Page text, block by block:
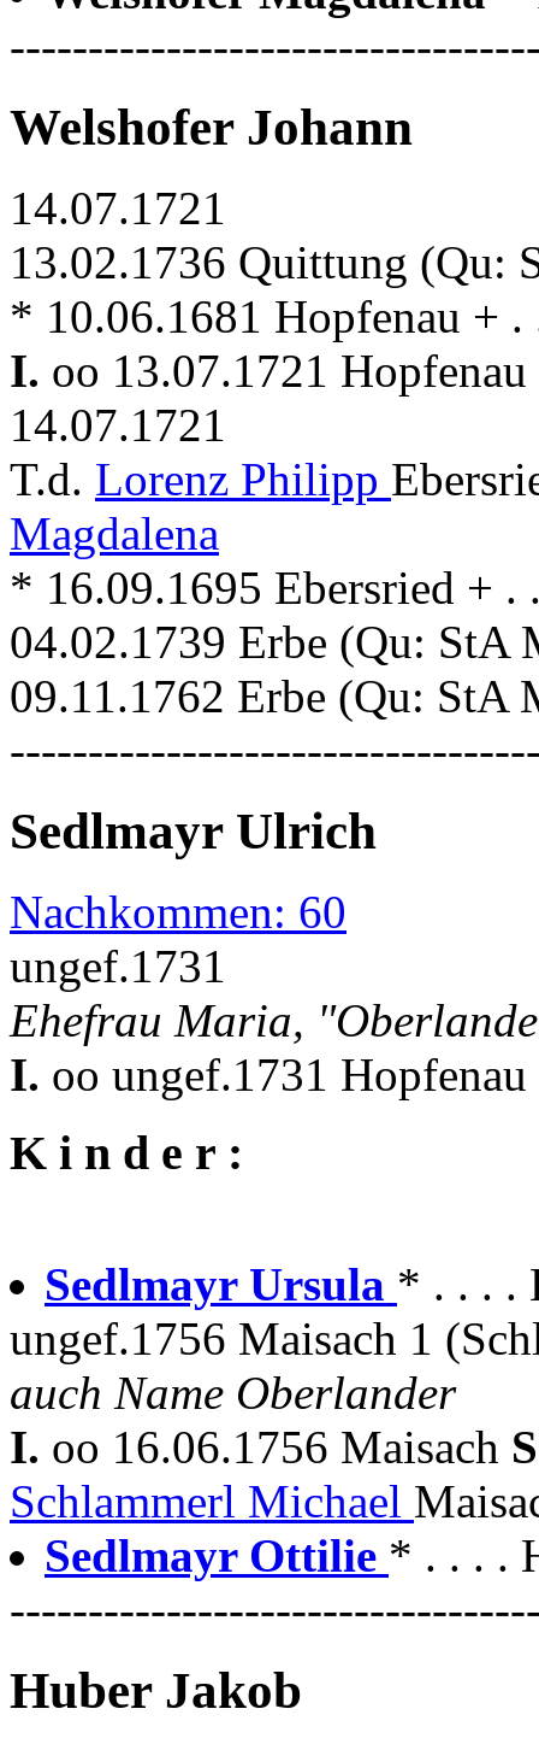
Welshofer Johann
14.07.1721
13.02.1736 Quittung (Qu:
* 10.06.1681 Hopfenau + .
I. oo 13.07.1721
14.07.1721
T.d. Lorenz Philipp
Magdalena
* 16.09.1695 Ebersried + .
04.02.1739 Erbe (Qu: StA
09.11.1762 Erbe (Qu: StA
Sedlmayr Ulrich
Nachkommen: 60
ungef.1731
Ehefrau Maria,
I. oo ungef.1731
K i n d e r :
Sedlmayr Ursula * . . . .
ungef.1756 Maisach 1
auch Name Oberlander
I. oo 16.06.1756 Maisach
Schlammerl Michael
Sedlmayr Ottilie * . . . .
Huber Jakob